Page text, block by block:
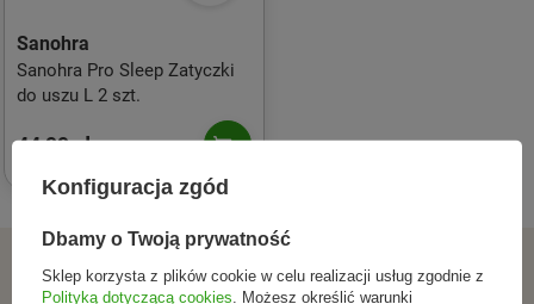
Sanohra
Sanohra Pro Sleep Zatyczki
do uszu L 2 szt.
44,99 zł
Konfiguracja zgód
Dbamy o Twoją prywatność
Sklep korzysta z plików cookie w celu realizacji usług zgodnie z
Polityką dotyczącą cookies . Możesz określić warunki